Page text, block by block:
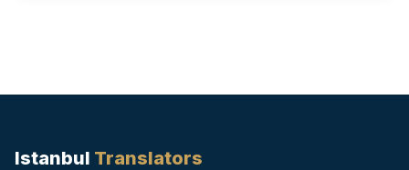
Istanbul Translators